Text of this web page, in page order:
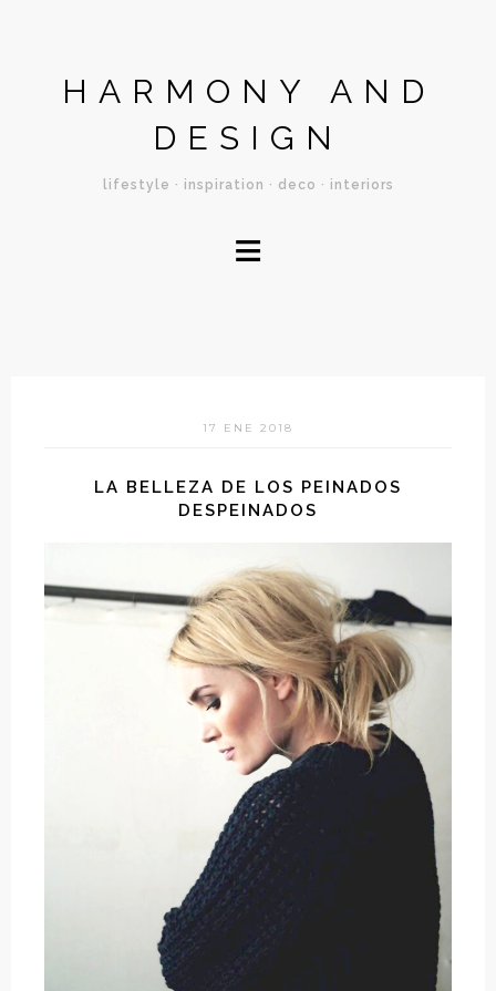
HARMONY AND
DESIGN
lifestyle · inspiration · deco · interiors
≡
17 ENE 2018
LA BELLEZA DE LOS PEINADOS
DESPEINADOS